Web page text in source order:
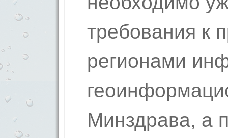
требования к
регионами
Минздрава, а